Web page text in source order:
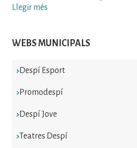
WEBS MUNICIPALS
Despí Esport
Promodespí
Despí Jove
Teatres Despí
Llegir més